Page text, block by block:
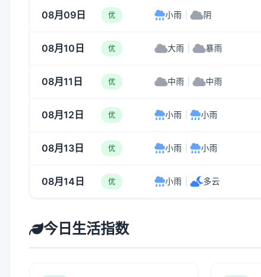
08月09日 优 小雨 阴
08月10日 优 大雨 暴雨
08月11日 优 中雨 中雨
08月12日 优 小雨 小雨
08月13日 优 小雨 小雨
08月14日 优 小雨 多云
今日生活指数